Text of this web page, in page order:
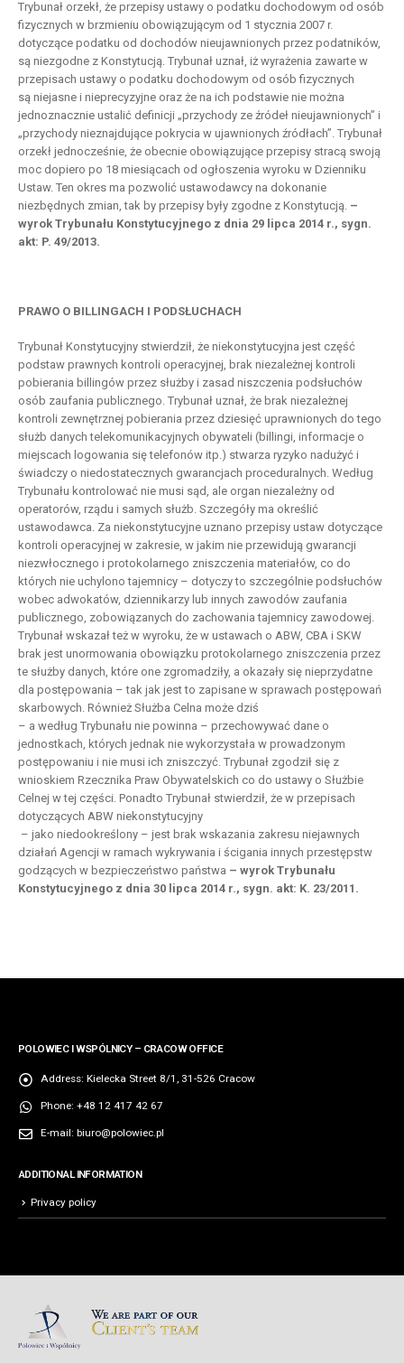
Trybunał orzekł, że przepisy ustawy o podatku dochodowym od osób
fizycznych w brzmieniu obowiązującym od 1 stycznia 2007 r.
dotyczące podatku od dochodów nieujawnionych przez podatników,
są niezgodne z Konstytucją. Trybunał uznał, iż wyrażenia zawarte w
przepisach ustawy o podatku dochodowym od osób fizycznych
są niejasne i nieprecyzyjne oraz że na ich podstawie nie można
jednoznacznie ustalić definicji „przychody ze źródeł nieujawnionych” i
„przychody nieznajdujące pokrycia w ujawnionych źródłach”. Trybunał
orzekł jednocześnie, że obecnie obowiązujące przepisy stracą swoją
moc dopiero po 18 miesiącach od ogłoszenia wyroku w Dzienniku
Ustaw. Ten okres ma pozwolić ustawodawcy na dokonanie
niezbędnych zmian, tak by przepisy były zgodne z Konstytucją. –
wyrok Trybunału Konstytucyjnego z dnia 29 lipca 2014 r., sygn.
akt: P. 49/2013.
PRAWO O BILLINGACH I PODSŁUCHACH
Trybunał Konstytucyjny stwierdził, że niekonstytucyjna jest część
podstaw prawnych kontroli operacyjnej, brak niezależnej kontroli
pobierania billingów przez służby i zasad niszczenia podsłuchów
osób zaufania publicznego. Trybunał uznał, że brak niezależnej
kontroli zewnętrznej pobierania przez dziesięć uprawnionych do tego
służb danych telekomunikacyjnych obywateli (billingi, informacje o
miejscach logowania się telefonów itp.) stwarza ryzyko nadużyć i
świadczy o niedostatecznych gwarancjach proceduralnych. Według
Trybunału kontrolować nie musi sąd, ale organ niezależny od
operatorów, rządu i samych służb. Szczegóły ma określić
ustawodawca. Za niekonstytucyjne uznano przepisy ustaw dotyczące
kontroli operacyjnej w zakresie, w jakim nie przewidują gwarancji
niezwłocznego i protokolarnego zniszczenia materiałów, co do
których nie uchylono tajemnicy – dotyczy to szczególnie podsłuchów
wobec adwokatów, dziennikarzy lub innych zawodów zaufania
publicznego, zobowiązanych do zachowania tajemnicy zawodowej.
Trybunał wskazał też w wyroku, że w ustawach o ABW, CBA i SKW
brak jest unormowania obowiązku protokolarnego zniszczenia przez
te służby danych, które one zgromadziły, a okazały się nieprzydatne
dla postępowania – tak jak jest to zapisane w sprawach postępowań
skarbowych. Również Służba Celna może dziś
– a według Trybunału nie powinna – przechowywać dane o
jednostkach, których jednak nie wykorzystała w prowadzonym
postępowaniu i nie musi ich zniszczyć. Trybunał zgodził się z
wnioskiem Rzecznika Praw Obywatelskich co do ustawy o Służbie
Celnej w tej części. Ponadto Trybunał stwierdził, że w przepisach
dotyczących ABW niekonstytucyjny
– jako niedookreślony – jest brak wskazania zakresu niejawnych
działań Agencji w ramach wykrywania i ścigania innych przestępstw
godzących w bezpieczeństwo państwa – wyrok Trybunału
Konstytucyjnego z dnia 30 lipca 2014 r., sygn. akt: K. 23/2011.
POLOWIEC I WSPÓLNICY – CRACOW OFFICE
Address: Kielecka Street 8/1, 31-526 Cracow
Phone: +48 12 417 42 67
E-mail: biuro@polowiec.pl
ADDITIONAL INFORMATION
Privacy policy